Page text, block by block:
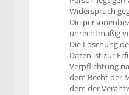
Widerspruch
Die
unrechtmäßig
Die Löschung
Daten ist zur
Verpflichtung
dem Recht der
dem der